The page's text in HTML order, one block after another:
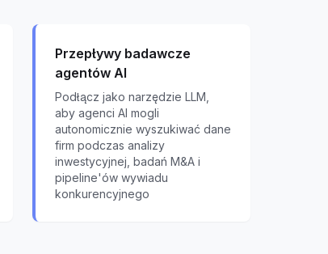
Przepływy badawcze
agentów AI
Podłącz jako narzędzie LLM,
aby agenci AI mogli
autonomicznie wyszukiwać dane
firm podczas analizy
inwestycyjnej, badań M&A i
pipeline'ów wywiadu
konkurencyjnego